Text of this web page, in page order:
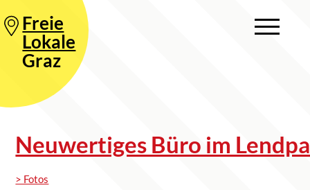
Freie
Lokale
Graz
Neuwertiges Büro im
> Fotos